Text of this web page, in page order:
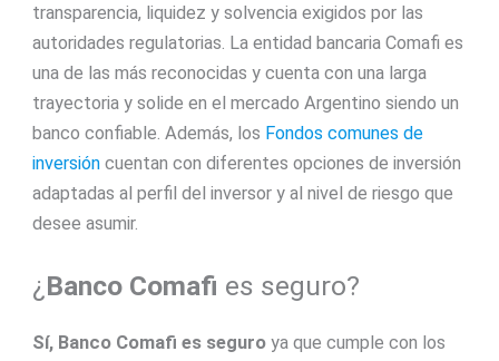
transparencia, liquidez y solvencia exigidos por las
autoridades regulatorias. La entidad bancaria Comafi es
una de las más reconocidas y cuenta con una larga
trayectoria y solide en el mercado Argentino siendo un
banco confiable. Además, los Fondos comunes de
inversióncuentan con diferentes opciones de inversión
adaptadas al perfil del inversor y al nivel de riesgo que
desee asumir.
¿ Banco Comafi es seguro?
Sí, Banco Comafi es seguroya que cumple con los